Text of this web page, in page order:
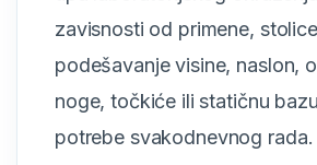
zavisnosti od primene,
podešavanje visine, naslon,
noge, točkiće ili statičnu
potrebe svakodnevnog rada.